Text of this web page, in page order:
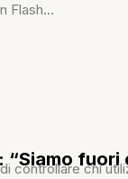
Flash...
“Siamo
controllare chi